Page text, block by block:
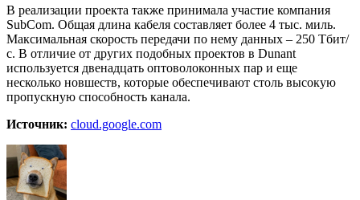
В реализации проекта также принимала участие компания
SubCom. Общая длина кабеля составляет более 4 тыс. миль.
Максимальная скорость передачи по нему данных – 250 Тбит/
с. В отличие от других подобных проектов в Dunant
используется двенадцать оптоволоконных пар и еще
несколько новшеств, которые обеспечивают столь высокую
пропускную способность канала.
Источник: cloud.google.com